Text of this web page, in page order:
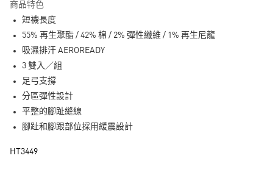
LINE Pay
全家取貨付款
每筆NT$80，滿NT$1,500(含以上)免運費
付款後全家取貨
商品特色
短襪長度
55% 再生聚酯 / 42% 棉 / 2% 彈性纖維 / 1% 再生尼龍
吸濕排汗 AEROREADY
3 雙入／組
足弓支撐
分區彈性設計
平整的腳趾縫線
腳趾和腳跟部位採用緩震設計
HT3449